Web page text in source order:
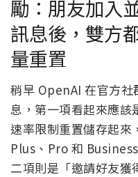
勵：朋友加入
訊息後，雙方
量重置
稍早 OpenAI 在官方社
息，第一項看起來應該
速率限制重置儲存起來
Plus、Pro 和
二項則是「邀請好友獲